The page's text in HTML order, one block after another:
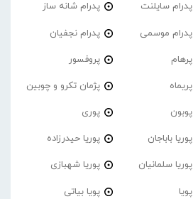
پدرام‌ سایلنت پدرام شانه ساز
پدرام موسمی پدرام نجفیان
پرهام پروفسور
پریماه پژمان تکرو و چوبین
پوبون پوری
پوریا باباجان پوریا حیدرزاده
پوریا سلمانیان پوریا شهبازی
پویا پویا بیاتی